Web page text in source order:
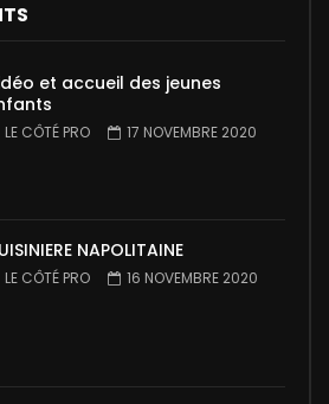
et accueil des jeunes
LE CÔTÉ PRO 17 NOVEMBRE 2020
NAPOLITAINE
LE CÔTÉ PRO 16 NOVEMBRE 2020